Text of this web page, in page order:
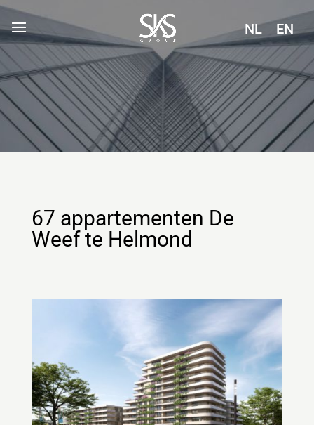
NL EN
67 appartementen De
Weef te Helmond